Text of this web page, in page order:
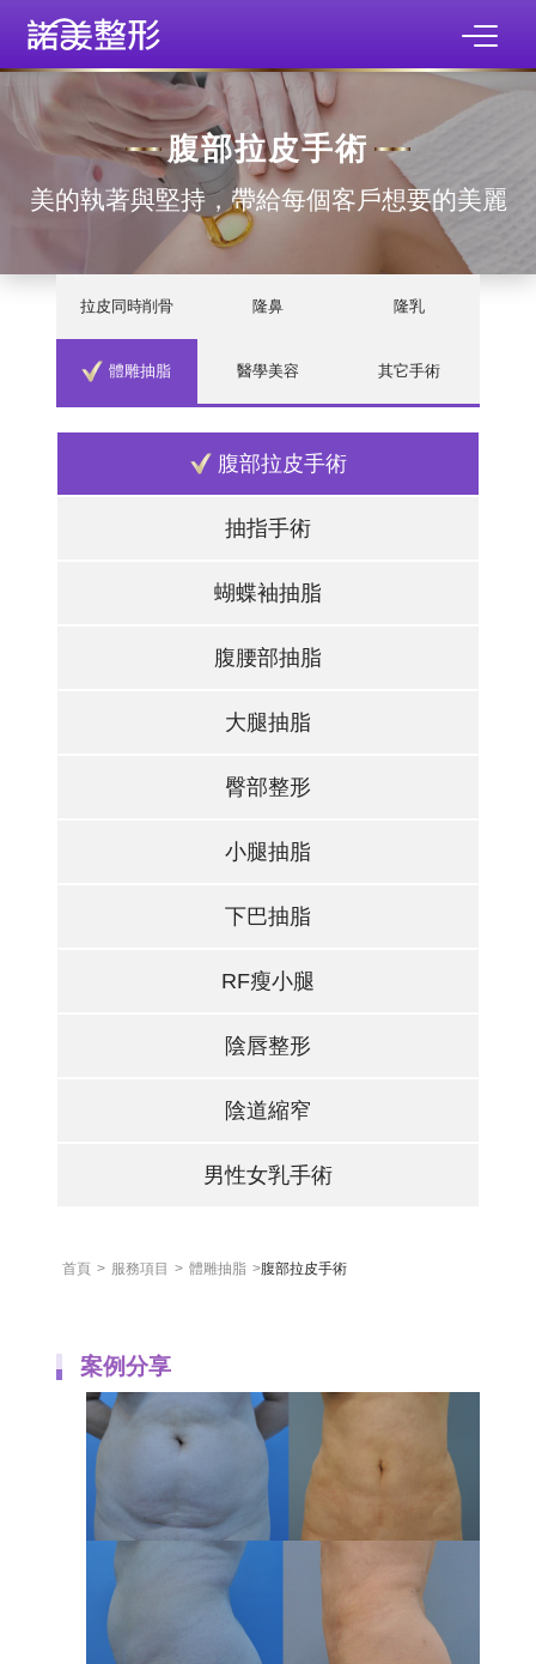
腹部拉皮手術
美的執著與堅持，帶給每個客戶想要的美麗
拉皮同時削骨 隆鼻 隆乳
體雕抽脂 醫學美容 其它手術
腹部拉皮手術
抽指手術
蝴蝶袖抽脂
腹腰部抽脂
大腿抽脂
臀部整形
小腿抽脂
下巴抽脂
RF瘦小腿
陰唇整形
陰道縮窄
男性女乳手術
首頁 > 服務項目 > 體雕抽脂 >腹部拉皮手術
案例分享